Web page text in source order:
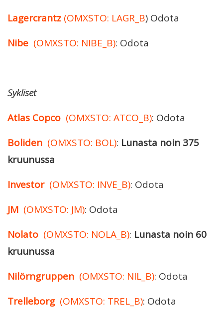
Lagercrantz (OMXSTO: LAGR_B) Odota
Nibe (OMXSTO: NIBE_B): Odota
Sykliset
Atlas Copco (OMXSTO: ATCO_B): Odota
Boliden (OMXSTO: BOL): Lunasta noin 375
kruunussa
Investor (OMXSTO: INVE_B): Odota
JM (OMXSTO: JM): Odota
Nolato (OMXSTO: NOLA_B): Lunasta noin 60
kruunussa
Nilörngruppen (OMXSTO: NIL_B): Odota
Trelleborg (OMXSTO: TREL_B): Odota